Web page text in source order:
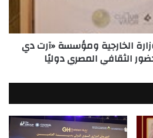
الخارجية ومؤسسة «آرت دي
الثقافي المصري دوليًا